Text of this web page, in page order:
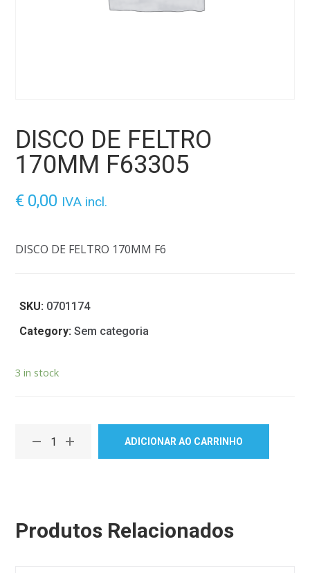
DISCO DE FELTRO
170MM F63305
€ 0,00 IVA incl.
DISCO DE FELTRO 170MM F6
SKU: 0701174
Category:Sem categoria
3 in stock
ADICIONAR AO CARRINHO
Produtos Relacionados